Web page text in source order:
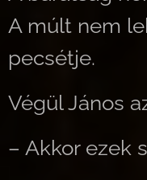
A múlt nem
pecsétje.
Végül János
– Akkor ezek